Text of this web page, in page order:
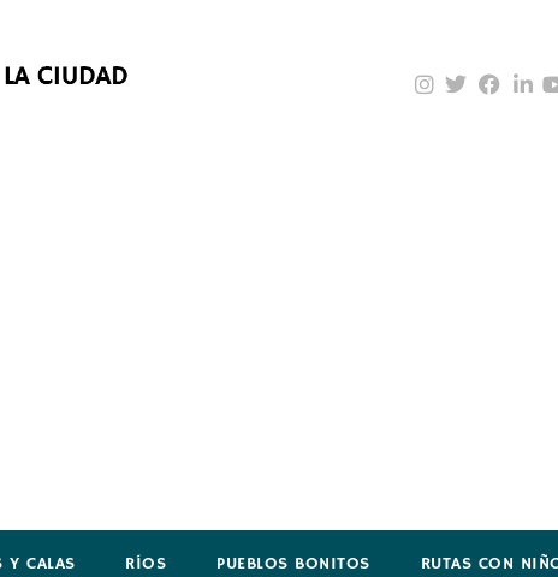
Y CALAS RÍOS PUEBLOS BONITOS RUTAS CON